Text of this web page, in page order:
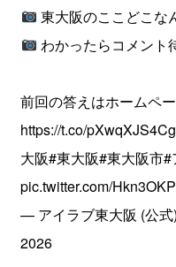
東大阪のここどこな
わかったらコメント
前回の答えはホームペ
https://t.co/pXwqXJS4Cg
大阪#東大阪#東大阪市#
pic.twitter.com/
— アイラブ東大阪 (公
2026